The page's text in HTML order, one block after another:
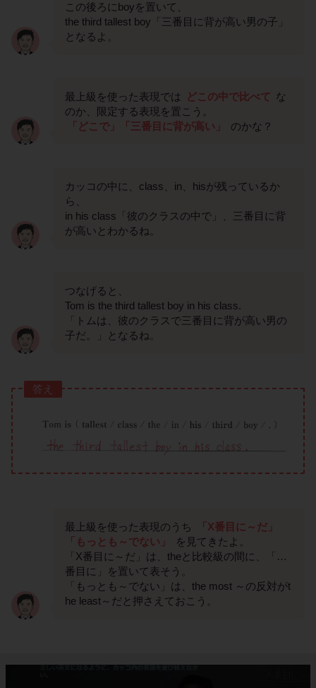
この後ろにboyを置いて、
the third tallest boy「三番目に背が高い男の子」
となるよ。
最上級を使った表現では どこの中で比べて な
のか、限定する表現を置こう。
「どこで」「三番目に背が高い」
のかな？
カッコの中に、class、in、hisが残っているか
ら、
in his class「彼のクラスの中で」、三番目に背
が高いとわかるね。
つなげると、
Tom is the third tallest boy in his class.
「トムは、彼のクラスで三番目に背が高い男の
子だ。」となるね。
答え
最上級を使った表現のうち
「X番目に～だ」
「もっとも～でない」
を見てきたよ。
「X番目に～だ」は、theと比較級の間に、「…
番目に」を置いて表そう。
「もっとも～でない」は、the most ～の反対がt
he least～だと押さえておこう。